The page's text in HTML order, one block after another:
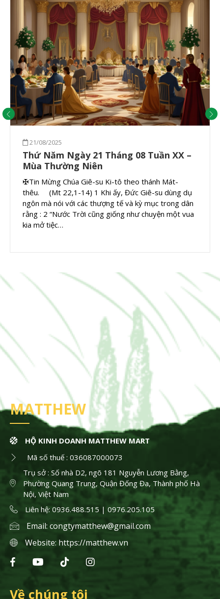
21/08/2025
Thứ Năm Ngày 21 Tháng 08 Tuần XX –
Mùa Thường Niên
✠Tin Mừng Chúa Giê-su Ki-tô theo thánh Mát-
thêu. (Mt 22,1-14) 1 Khi ấy, Đức Giê-su dùng dụ
ngôn mà nói với các thượng tế và kỳ mục trong dân
rằng : 2 “Nước Trời cũng giống như chuyện một vua
kia mở tiệc…
MATTHEW
HỘ KINH DOANH MATTHEW MART
Mã số thuế : 036087000073
Trụ sở : Số nhà D2, ngõ 181 Nguyễn Lương Bằng,
Phường Quang Trung, Quận Đống Đa, Thành phố Hà
Nội, Việt Nam
Liên hệ: 0936.488.515 | 0976.205.105
Email: congtymatthew@gmail.com
Website: https://matthew.vn
Về chúng tôi